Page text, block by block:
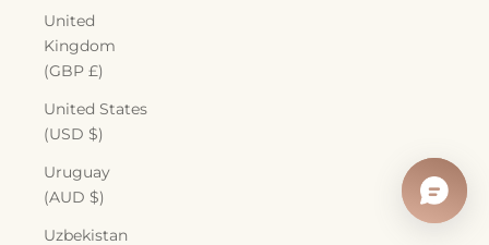
United
Kingdom
(GBP £)
United States
(USD $)
Uruguay
(AUD $)
Uzbekistan